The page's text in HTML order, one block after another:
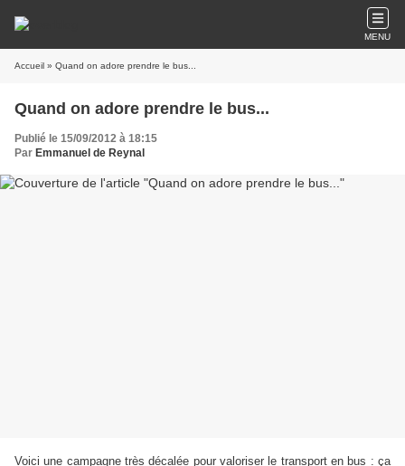
MENU
Accueil » Quand on adore prendre le bus...
Quand on adore prendre le bus...
Publié le 15/09/2012 à 18:15
Par Emmanuel de Reynal
Voici une campagne très décalée pour valoriser le transport en bus : ça